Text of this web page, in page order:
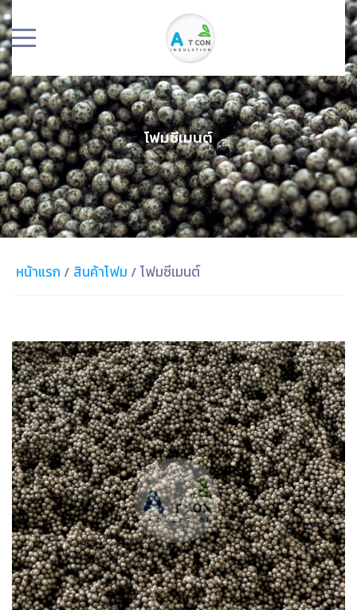
โฟมซีเมนต์
หน้าแรก / สินค้าโฟม /โฟมซีเมนต์